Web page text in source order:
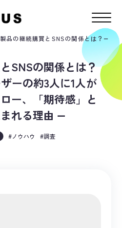
製品の継続購買とSNSの関係とは？― 継
SNSの関係とは？
ーの約3人に1人が
ー、「期待感」と
まれる理由 ―
ノウハウ 調査